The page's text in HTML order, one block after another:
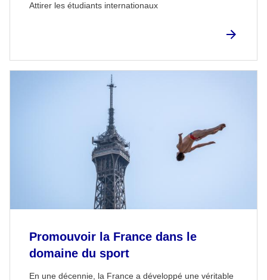
Attirer les étudiants internationaux
Promouvoir la France dans le
domaine du sport
En une décennie, la France a développé une véritable